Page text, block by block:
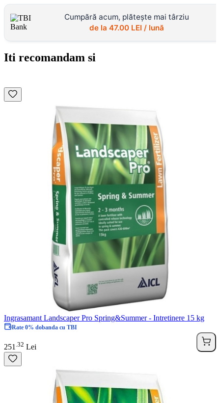
Cumpără acum, plătește mai târziu
de la 47.00 LEI / lună
Iti recomandam si
Ingrasamant Landscaper Pro Spring&Summer - Intretinere 15 kg
Rate 0% dobanda cu TBI
251 32 Lei